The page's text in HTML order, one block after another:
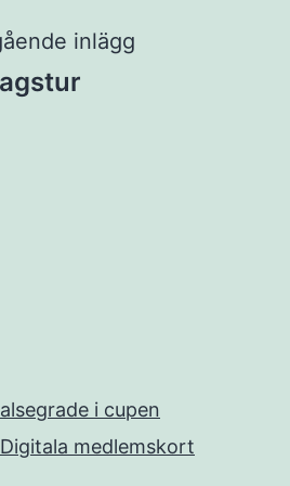
inlägg
i cupen
medlemskort